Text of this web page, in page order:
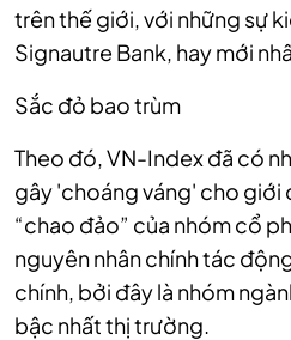
trên thế giới, với những sự
Signautre Bank, hay mới
Sắc đỏ bao trùm
Theo đó, VN-Index đã có
gây 'choáng váng' cho giới
“chao đảo” của nhóm cổ
nguyên nhân chính tác
chính, bởi đây là nhóm
bậc nhất thị trường.